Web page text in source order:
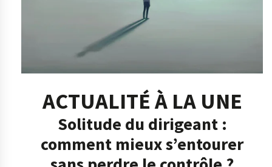
ACTUALITÉ À LA UNE
Solitude du dirigeant :
comment mieux s’entourer